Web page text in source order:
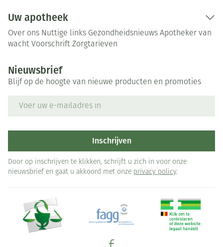
Uw apotheek
Over ons Nuttige links Gezondheidsnieuws Apotheker van
wacht Voorschrift Zorgtarieven
Nieuwsbrief
Blijf op de hoogte van nieuwe producten en promoties
Inschrijven
Door op inschrijven te klikken, schrijft u zich in voor onze
nieuwsbrief en gaat u akkoord met onze privacy policy.